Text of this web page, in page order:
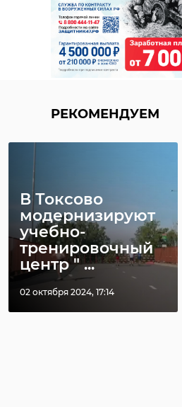
РЕКОМЕНДУЕМ
В Токсово
модернизируют
учебно-
тренировочный
центр " ...
02 октября 2024, 17:14